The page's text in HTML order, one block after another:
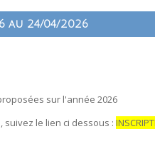
au 24/04/2026
sur l'année 2026
suivez le lien ci dessous :